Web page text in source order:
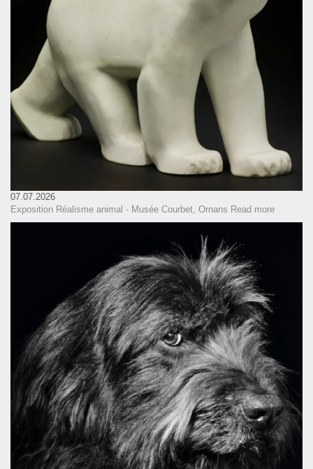
07.07.2026
Exposition Réalisme animal - Musée Courbet, Ornans Read more